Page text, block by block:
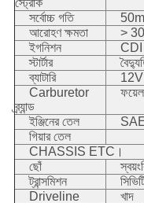
স্ট্রোক
সর্বোচ্চ গতি
50m
আরোহণ ক্ষমতা
>
ইগনিশন
CDI
স্টার্টার
ব্যাটারি
Carburetor
ব্র্যান্ড
ইঞ্জিনের তেল
গিয়ার তেল
CHASSIS ETC।
ছোঁ
ট্রান্সমিশন
Driveline
খাদ